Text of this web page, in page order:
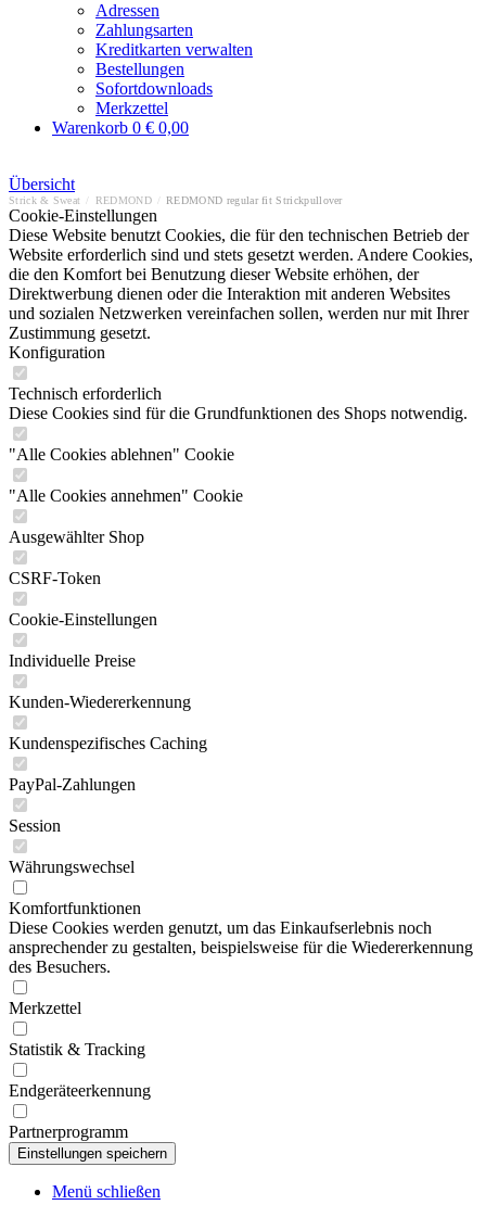
Adressen
Zahlungsarten
Kreditkarten verwalten
Bestellungen
Sofortdownloads
Merkzettel
Warenkorb 0 € 0,00
Übersicht
Strick & Sweat REDMOND REDMOND regular fit Strickpullover
Cookie-Einstellungen
Diese Website benutzt Cookies, die für den technischen Betrieb der
Website erforderlich sind und stets gesetzt werden. Andere Cookies,
die den Komfort bei Benutzung dieser Website erhöhen, der
Direktwerbung dienen oder die Interaktion mit anderen Websites
und sozialen Netzwerken vereinfachen sollen, werden nur mit Ihrer
Zustimmung gesetzt.
Konfiguration
Technisch erforderlich
Diese Cookies sind für die Grundfunktionen des Shops notwendig.
"Alle Cookies ablehnen" Cookie
"Alle Cookies annehmen" Cookie
Ausgewählter Shop
CSRF-Token
Cookie-Einstellungen
Individuelle Preise
Kunden-Wiedererkennung
Kundenspezifisches Caching
PayPal-Zahlungen
Session
Währungswechsel
Komfortfunktionen
Diese Cookies werden genutzt, um das Einkaufserlebnis noch
ansprechender zu gestalten, beispielsweise für die Wiedererkennung
des Besuchers.
Merkzettel
Statistik & Tracking
Endgeräteerkennung
Partnerprogramm
Menü schließen